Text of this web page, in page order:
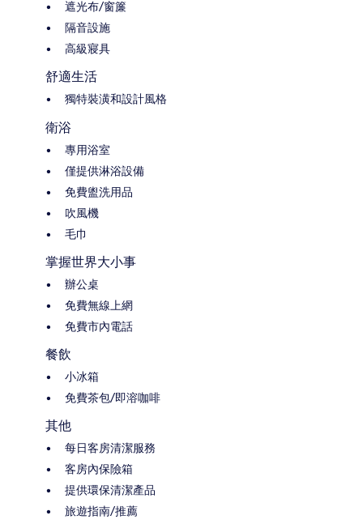
遮光布/窗簾
隔音設施
高級寢具
舒適生活
獨特裝潢和設計風格
衛浴
專用浴室
僅提供淋浴設備
免費盥洗用品
吹風機
毛巾
掌握世界大小事
辦公桌
免費無線上網
免費市內電話
餐飲
小冰箱
免費茶包/即溶咖啡
其他
每日客房清潔服務
客房內保險箱
提供環保清潔產品
旅遊指南/推薦